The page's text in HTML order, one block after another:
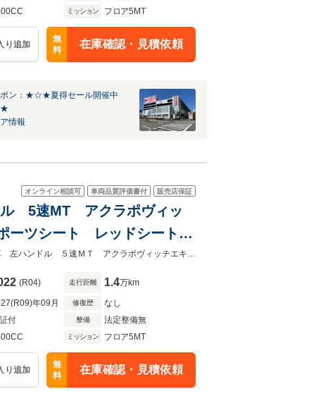
ミッション フロア5MT
り追加
無
料
在庫確認・見積依頼
ポン：★☆★夏得セール開催中
情報
オンライン相談可 車両品質評価書付 販売店保証
ル 5速MT アクラポヴィッ
ーツシート レッドシートベ
ダウンサス 純正サスペンシ～輸入車で人生に彩りを。拘りの輸入車をご提供致します～４００台限定車 左ハンドル ５速ＭＴ アクラポヴィッチエキゾースト Ｓａｂｅｌｔ製スポーツシート
(R04) 走行距離 1.4万km
年09月 修復歴 なし
付 整備 法定整備無
ミッション フロア5MT
り追加
無
料
在庫確認・見積依頼